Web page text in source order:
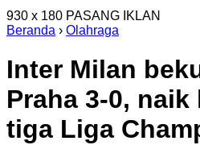
930 x 180 PASANG IKLAN
Beranda › Olahraga
Inter Milan
Praha 3-0,
tiga Liga